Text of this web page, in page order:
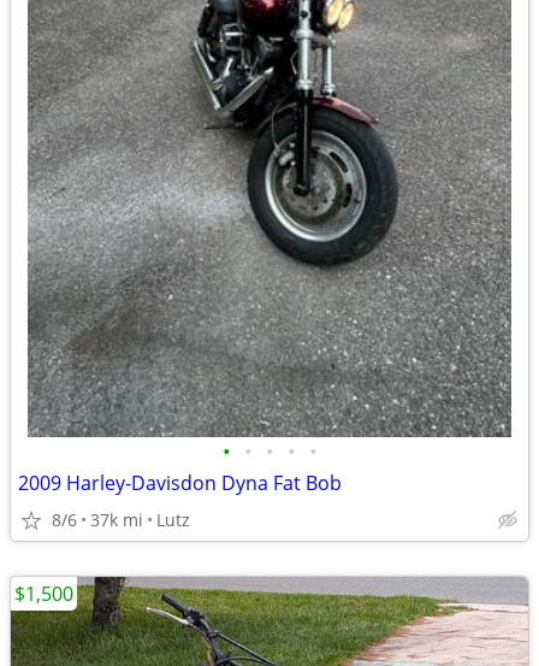
• • • • •
2009 Harley-Davisdon Dyna Fat Bob
8/6 37k mi Lutz
$1,500